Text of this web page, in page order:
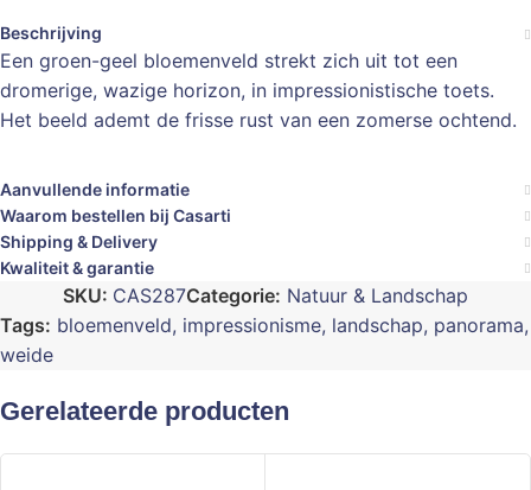
Beschrijving
Een groen-geel bloemenveld strekt zich uit tot een
dromerige, wazige horizon, in impressionistische toets.
Het beeld ademt de frisse rust van een zomerse ochtend.
Aanvullende informatie
Waarom bestellen bij Casarti
Shipping & Delivery
Kwaliteit & garantie
SKU: CAS287Categorie: Natuur & Landschap
Tags: bloemenveld, impressionisme, landschap, panorama,
weide
Gerelateerde producten